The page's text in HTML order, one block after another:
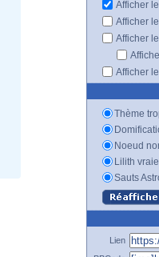
Afficher
Afficher
Afficher
Afficher
Thème
Noeud
Lilith vraie
Sauts
Lien